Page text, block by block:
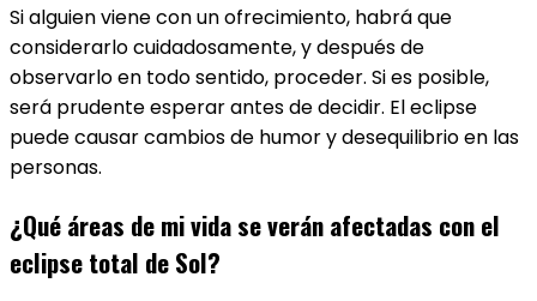
Si alguien viene con un ofrecimiento, habrá que
considerarlo cuidadosamente, y después de
observarlo en todo sentido, proceder. Si es posible,
será prudente esperar antes de decidir. El eclipse
puede causar cambios de humor y desequilibrio en las
personas.
¿Qué áreas de mi vida se verán afectadas con el
eclipse total de Sol?